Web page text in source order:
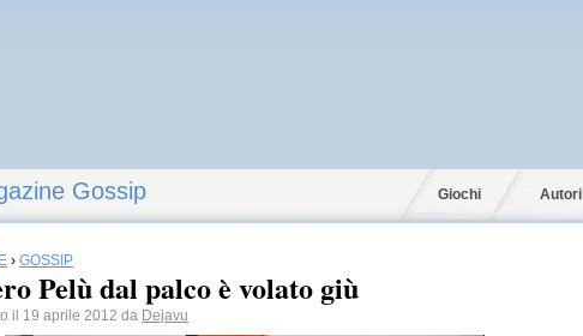
Gossip Giochi Autori
› GOSSIP
Pelù dal palco è volato giù
il 19 aprile 2012 da Dejavu